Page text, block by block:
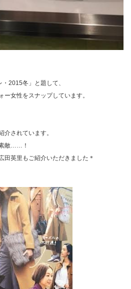
2015冬」と題して、
女性をスナップしています。
介されています。
敵……！
田英里もご紹介いただきました ＊